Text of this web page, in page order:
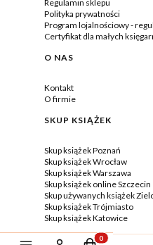
Regulamin sklepu
Polityka prywatności
Program lojalnościowy -
Certyfikat dla małych
O NAS
Kontakt
O firmie
SKUP KSIĄŻEK
Skup książek Poznań
Skup książek Wrocław
Skup książek Warszawa
Skup książek online Szczecin
Skup używanych książek
Skup książek Trójmiasto
Skup książek Katowice